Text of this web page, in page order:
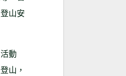
山安
動
山，